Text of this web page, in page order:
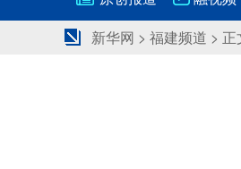
新华网 > 福建频道 > 正